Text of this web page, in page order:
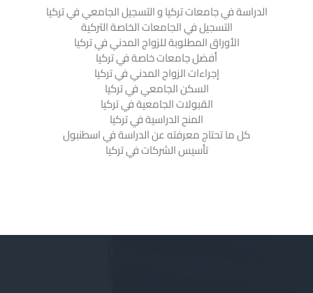
الدراسة في جامعات تركيا و التسجيل الجامعي في تركيا
التسجيل في الجامعات الخاصة التركية
الأوراق المطلوبة للزواج المدني في تركيا
أفضل جامعات خاصة في تركيا
إجراءات الزواج المدني في تركيا
السكن الجامعي في تركيا
القبولات الجامعية في تركيا
المنح الدراسية في تركيا
كل ما تحتاج معرفته عن الدراسة في اسطنبول
تأسيس الشركات في تركيا